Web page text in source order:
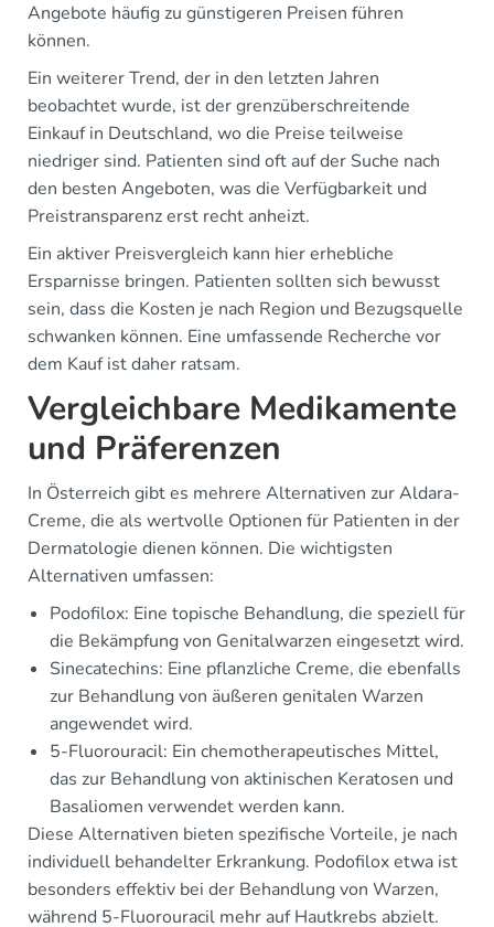
Angebote häufig zu günstigeren Preisen führen
können.
Ein weiterer Trend, der in den letzten Jahren
beobachtet wurde, ist der grenzüberschreitende
Einkauf in Deutschland, wo die Preise teilweise
niedriger sind. Patienten sind oft auf der Suche nach
den besten Angeboten, was die Verfügbarkeit und
Preistransparenz erst recht anheizt.
Ein aktiver Preisvergleich kann hier erhebliche
Ersparnisse bringen. Patienten sollten sich bewusst
sein, dass die Kosten je nach Region und Bezugsquelle
schwanken können. Eine umfassende Recherche vor
dem Kauf ist daher ratsam.
Vergleichbare Medikamente
und Präferenzen
In Österreich gibt es mehrere Alternativen zur Aldara-
Creme, die als wertvolle Optionen für Patienten in der
Dermatologie dienen können. Die wichtigsten
Alternativen umfassen:
Podofilox: Eine topische Behandlung, die speziell für
die Bekämpfung von Genitalwarzen eingesetzt wird.
Sinecatechins: Eine pflanzliche Creme, die ebenfalls
zur Behandlung von äußeren genitalen Warzen
angewendet wird.
5-Fluorouracil: Ein chemotherapeutisches Mittel,
das zur Behandlung von aktinischen Keratosen und
Basaliomen verwendet werden kann.
Diese Alternativen bieten spezifische Vorteile, je nach
individuell behandelter Erkrankung. Podofilox etwa ist
besonders effektiv bei der Behandlung von Warzen,
während 5-Fluorouracil mehr auf Hautkrebs abzielt.